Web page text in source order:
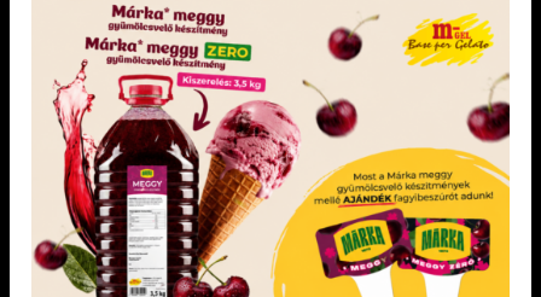
KEDVENCEM!
DIA-WELLNESS FAGYLALT ALAPOK
Dia-wellness csokiskeksz
fagylaltpor 2,05 kg
Felhasználási javaslat: 2,05 kg fagylaltpor
KEDVENCEM!
DIA-WELLNESS DESSZERT SZÓSZOK
DIA-WELLNESS MEGGY SZÓSZ
Fagylaltok, desszertek díszítésére és